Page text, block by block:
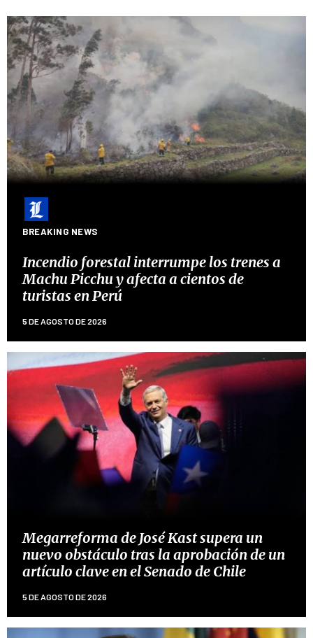
BREAKING NEWS
Incendio forestal interrumpe los trenes a
Machu Picchu y afecta a cientos de
turistas en Perú
5 DE AGOSTO DE 2026
Megarreforma de José Kast supera un
nuevo obstáculo tras la aprobación de un
artículo clave en el Senado de Chile
5 DE AGOSTO DE 2026